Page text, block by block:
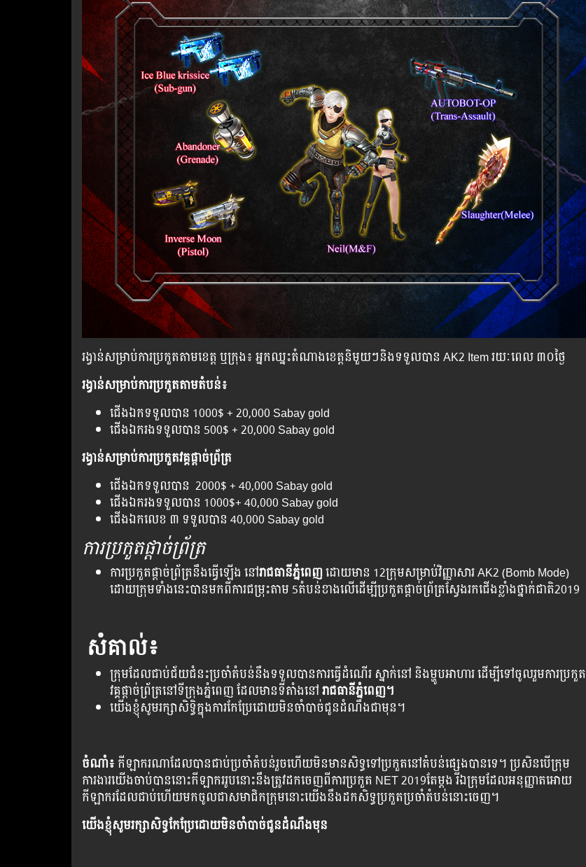
រង្វាន់​សម្រាប់ការ​ប្រកួត​តាម​ខេត្ត ឬក្រុង​​៖ អ្នក​ឈ្នះ​តំណាង​ខេត្ត​និមួយ​ៗ​និង​ទទួល​បាន​ AK2 Item រយៈពេល​ ៣០​ថ្ងៃ
រង្វាន់​សម្រាប់​ការ​ប្រកួត​​តាម​តំបន់៖
ជើង​ឯក​ទទួល​បាន 1000$ + 20,000 Sabay gold
ជើង​ឯក​រងទទួល​បាន​ 500$ + 20,000 Sabay gold
រង្វាន់​សម្រាប់​ការ​ប្រកួត​វគ្គ​ផ្ដាច់ព្រ័ត្រ
ជើង​ឯក​ទទួល​បាន​ 2000$ + 40,000 Sabay gold
ជើង​ឯក​រង​ទទួល​បាន​ 1000$+ 40,000 Sabay gold
ជើង​ឯក​លេខ​ ៣​ ទទួល​បាន​ 40,000 Sabay gold
ការ​ប្រកួត​ផ្ដាច់​ព្រ័ត្រ
ការ​ប្រកួត​ផ្ដាច់​ព្រ័ត្រ​នឹង​ធ្វើ​ឡើង នៅ​រាជធានីភ្នំពេញដោយ​មាន​ 12ក្រុមសម្រាប់​វិញ្ញាសារ​ AK2 (Bomb Mode)
ដោយ​ក្រុម​ទាំង​នេះ​បាន​មក​ពី​ការ​ជម្រុះ​តាម​ 5តំបន់​ខាង​លើ​ដើម្បី​ប្រកួត​ផ្ដាច់​ព្រ័ត្រ​ស្វែង​រក​ជើង​ខ្លាំង​ថ្នាក់​ជាតិ​​2019
សំគាល់៖
ក្រុម​ដែល​ជាប់​ជ័យជំនះ​ប្រចាំ​តំបន់​នឹង​ទទួល​បាន​ការ​ធ្វើដំណើរ​ ស្នាក់នៅ និង​ម្ហូបអាហារ ដើម្បី​ទៅ​ចូល​រួម​ការ​ប្រកួត​
វគ្គ​ផ្ដាច់​ព្រ័ត្រនៅ​ទី​ក្រុង​ភ្នំពេញ ដែល​មាន​ទី​តាំង​នៅ​រាជធានីភ្នំពេញ។
យើង​ខ្ញុំ​សូម​រក្សា​សិទ្ធិ​ក្នុង​ការ​កែ​ប្រែ​ដោយ​មិន​ចាំបាច់​ជូន​ដំណឹង​ជា​មុន។
​​ចំណាំ៖ កីឡាករណា​​ដែលបាន​​​ជាប់​​ប្រចាំ​តំបន់​រួចហើយ​មិន​មាន​សិទ្ធ​ទៅ​ប្រ​កួត​នៅ​តំបន់​ផ្សេងបាន​ទេ។ ប្រសិន​បើ​​ក្រុម​
ការងារ​យើង​ចាប់បាន​នោះ​កីឡាករ​រូប​នោះ​នឹង​ត្រូវ​ដក​ចេញ​ពីការ​ប្រកួត​​ NET 2019តែម្ដង រីឯក្រុម​ដែលអនុញ្ញាត​អោយ​
កីឡាករ​ដែល​ជាប់ហើយ​មកចូល​ជា​សមាជិក​ក្រុមនោះយើងនឹង​ដក​សិទ្ធ​​ប្រកួត​ប្រចាំតំបន់​នោះចេញ។
យើង​ខ្ញុំ​សូម​រក្សា​សិទ្ធ​កែ​ប្រែ​ដោយ​មិន​ចាំ​បាច់​ជូន​ដំណឹង​មុន